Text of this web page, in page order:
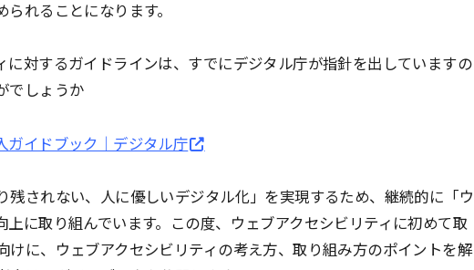
れることになります。
に対するガイドラインは、すでにデジタル庁が指針を出していますの
でしょうか
ガイドブック｜デジタル庁
残されない、人に優しいデジタル化」を実現するため、継続的に「ウ
上に取り組んでいます。この度、ウェブアクセシビリティに初めて取
けに、ウェブアクセシビリティの考え方、取り組み方のポイントを解